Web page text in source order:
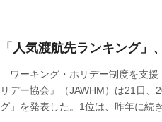
「人気渡航先ランキング
ワーキング・ホリデー制度を支援
リデー協会』（JAWHM）は21日
グ」を発表した。1位は、昨年に続